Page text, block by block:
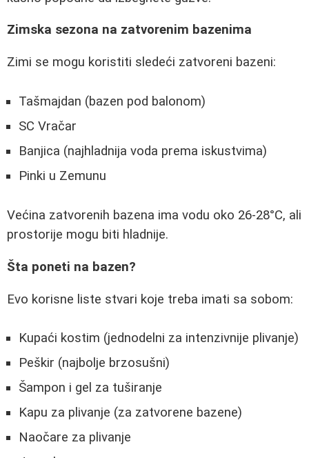
Zimska sezona na zatvorenim bazenima
Zimi se mogu koristiti sledeći zatvoreni bazeni:
Tašmajdan (bazen pod balonom)
SC Vračar
Banjica (najhladnija voda prema iskustvima)
Pinki u Zemunu
Većina zatvorenih bazena ima vodu oko 26-28°C, ali
prostorije mogu biti hladnije.
Šta poneti na bazen?
Evo korisne liste stvari koje treba imati sa sobom:
Kupaći kostim (jednodelni za intenzivnije plivanje)
Peškir (najbolje brzosušni)
Šampon i gel za tuširanje
Kapu za plivanje (za zatvorene bazene)
Naočare za plivanje